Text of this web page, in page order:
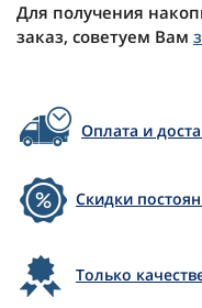
Для получения
заказ, советуем Вам
Оплата и
Скидки
Только